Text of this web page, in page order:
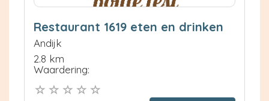
Restaurant 1619 eten en drinken
Andijk
2.8 km
Waardering: